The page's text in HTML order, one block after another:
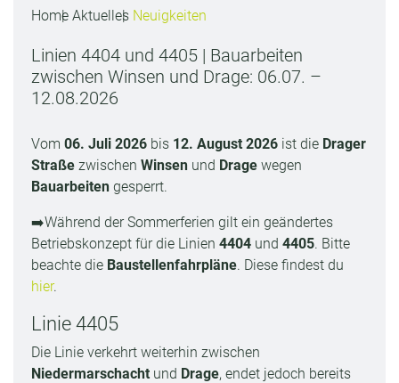
Home Aktuelles Neuigkeiten
Linien 4404 und 4405 | Bauarbeiten
zwischen Winsen und Drage: 06.07. –
12.08.2026
Vom 06. Juli 2026 bis 12. August 2026 ist die Drager
Straße zwischen Winsen und Drage wegen
Bauarbeiten gesperrt.
➡️Während der Sommerferien gilt ein geändertes
Betriebskonzept für die Linien 4404 und 4405. Bitte
beachte die Baustellenfahrpläne. Diese findest du
hier.
Linie 4405
Die Linie verkehrt weiterhin zwischen
Niedermarschacht und Drage, endet jedoch bereits